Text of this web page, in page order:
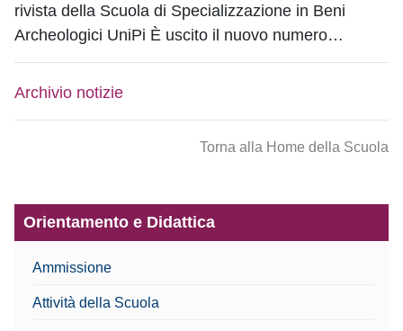
rivista della Scuola di Specializzazione in Beni
Archeologici UniPi È uscito il nuovo numero…
Archivio notizie
Torna alla Home della Scuola
Orientamento e Didattica
Ammissione
Attività della Scuola